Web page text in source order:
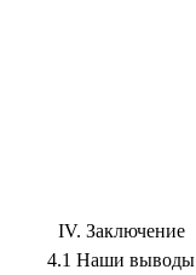
IV. Заключение
4.1 Наши выводы